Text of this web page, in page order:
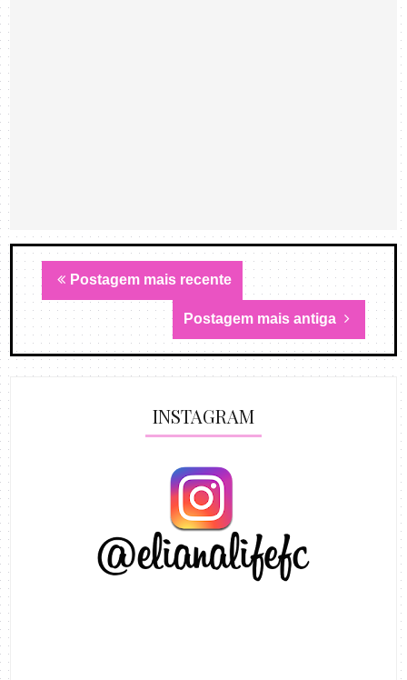
Postagem mais recente
Postagem mais antiga
INSTAGRAM